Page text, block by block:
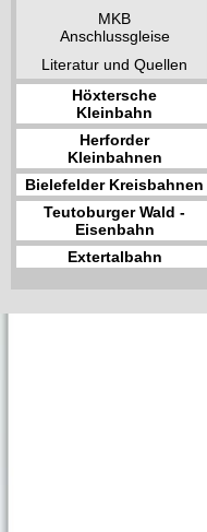
MKB
Anschlussgleise
Literatur und Quellen
Höxtersche
Kleinbahn
Herforder
Kleinbahnen
Bielefelder Kreisbahnen
Teutoburger Wald -
Eisenbahn
Extertalbahn